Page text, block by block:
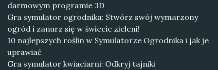
darmowym programie 3D
Gra symulator ogrodnika: Stwórz swój wymarzony
ogród i zanurz się w świecie zieleni!
10 najlepszych roślin w Symulatorze Ogrodnika i jak je
uprawiać
Gra symulator kwiaciarni: Odkryj tajniki